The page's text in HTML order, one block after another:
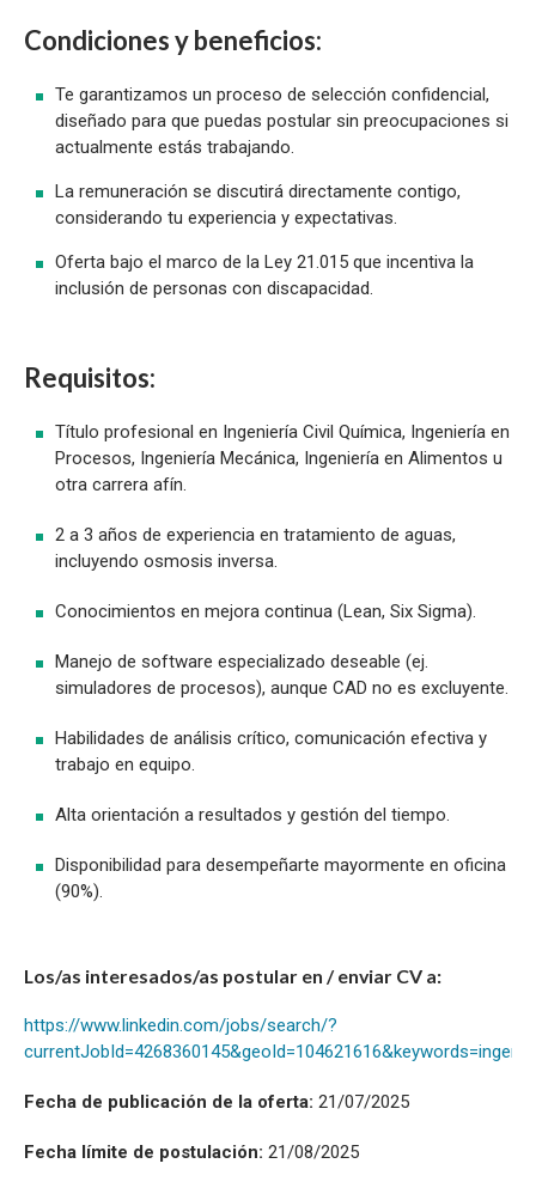
Condiciones y beneficios:
Te garantizamos un proceso de selección confidencial,
diseñado para que puedas postular sin preocupaciones si
actualmente estás trabajando.
La remuneración se discutirá directamente contigo,
considerando tu experiencia y expectativas.
Oferta bajo el marco de la Ley 21.015 que incentiva la
inclusión de personas con discapacidad.
Requisitos:
Título profesional en Ingeniería Civil Química, Ingeniería en
Procesos, Ingeniería Mecánica, Ingeniería en Alimentos u
otra carrera afín.
2 a 3 años de experiencia en tratamiento de aguas,
incluyendo osmosis inversa.
Conocimientos en mejora continua (Lean, Six Sigma).
Manejo de software especializado deseable (ej.
simuladores de procesos), aunque CAD no es excluyente.
Habilidades de análisis crítico, comunicación efectiva y
trabajo en equipo.
Alta orientación a resultados y gestión del tiempo.
Disponibilidad para desempeñarte mayormente en oficina
(90%).
Los/as interesados/as postular en / enviar CV a:
https://www.linkedin.com/jobs/search/?
Fecha de publicación de la oferta: 21/07/2025
Fecha límite de postulación: 21/08/2025